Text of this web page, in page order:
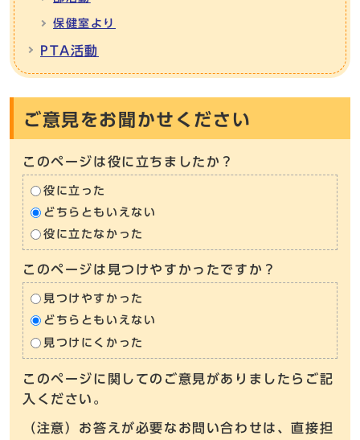
保健室より
PTA活動
ご意見をお聞かせください
このページは役に立ちましたか？
役に立った
どちらともいえない
役に立たなかった
このページは見つけやすかったですか？
見つけやすかった
どちらともいえない
見つけにくかった
このページに関してのご意見がありましたらご記
入ください。
（注意）お答えが必要なお問い合わせは、直接担